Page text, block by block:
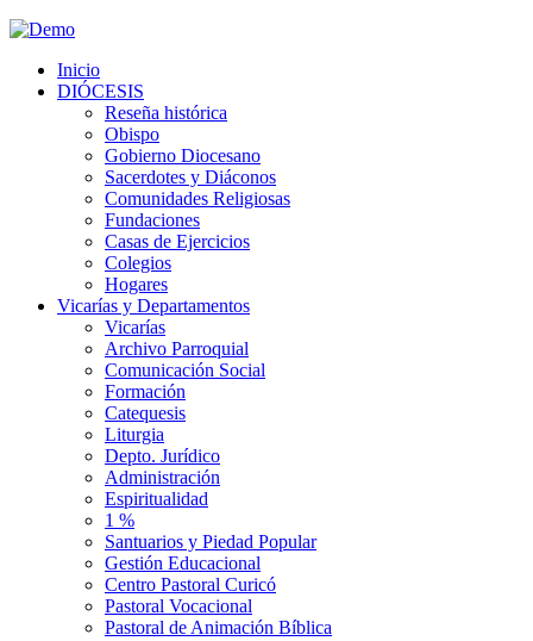
Inicio
DIÓCESIS
Reseña histórica
Obispo
Gobierno Diocesano
Sacerdotes y Diáconos
Comunidades Religiosas
Fundaciones
Casas de Ejercicios
Colegios
Hogares
Vicarías y Departamentos
Vicarías
Archivo Parroquial
Comunicación Social
Formación
Catequesis
Liturgia
Depto. Jurídico
Administración
Espiritualidad
1 %
Santuarios y Piedad Popular
Gestión Educacional
Centro Pastoral Curicó
Pastoral Vocacional
Pastoral de Animación Bíblica